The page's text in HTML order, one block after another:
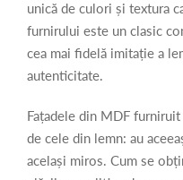
unică de culori și textura
furnirului este un clasic
cea mai fidelă imitație a
autenticitate.
Fațadele din MDF
de cele din lemn: au
același miros. Cum se